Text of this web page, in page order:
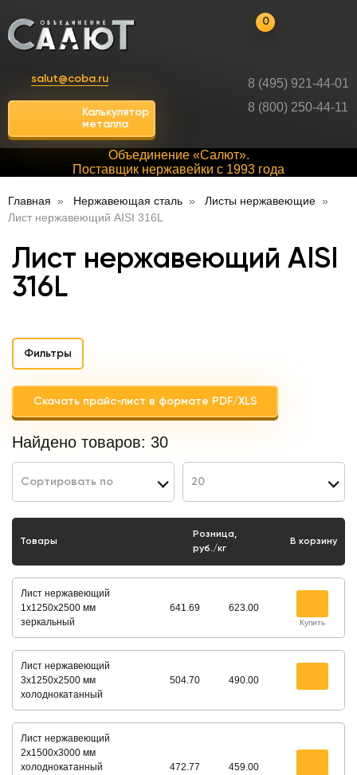
salut@coba.ru
Калькулятор
металла
8 (495) 921-44-01
8 (800) 250-44-11
0
Объединение «Салют».
Поставщик нержавейки с 1993 года
Главная Нержавеющая сталь
Листы нержавеющие
Лист нержавеющий AISI 316L
Лист нержавеющий AISI
316L
Фильтры
Скачать прайс-лист в формате PDF/XLS
Найдено товаров: 30
Сортировать по 20
Товары
Розница,
руб./кг
В корзину
Лист нержавеющий
1х1250х2500 мм
зеркальный
641.69 623.00
Купить
Лист нержавеющий
3х1250х2500 мм
холоднокатанный
504.70 490.00
Лист нержавеющий
2х1500х3000 мм
холоднокатанный
472.77 459.00